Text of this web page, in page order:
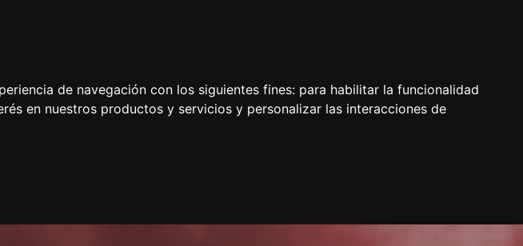
de navegación con los siguientes fines: para habilitar la funcionalidad
en nuestros productos y servicios y personalizar las interacciones de